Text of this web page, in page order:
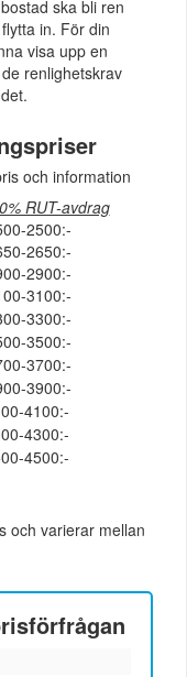
ska bli ren
in. För din
visa upp en
renlighetskrav
och information
RUT-avdrag
2500:-
2650:-
2900:-
3100:-
3300:-
3500:-
3700:-
3900:-
4100:-
4300:-
4500:-
och varierar mellan